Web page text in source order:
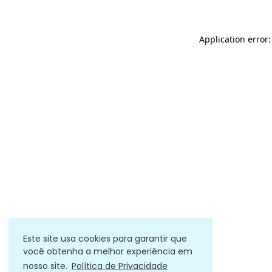
Este site usa cookies para garantir que
você obtenha a melhor experiência em
nosso site. Política de Privacidade
Application